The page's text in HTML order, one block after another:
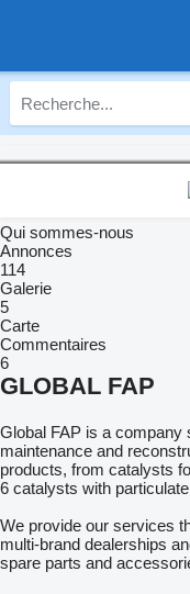
Qui sommes-nous
Annonces
114
Galerie
5
Carte
Commentaires
6
GLOBAL FAP
Global FAP is a
maintenance and
products, from catalysts
6 catalysts with
We provide our services
multi-brand dealerships
spare parts and